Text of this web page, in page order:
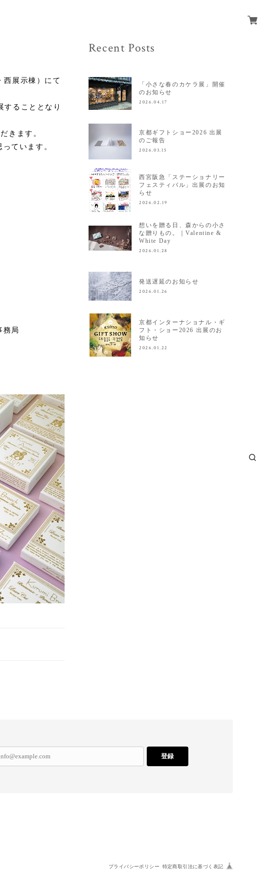
展示棟）にて
ることとなり
きます。
ています。
務局
Recent Posts
「小さな春のカケラ展」開催
のお知らせ
2026.04.17
京都ギフトショー2026 出展
のご報告
2026.03.15
西宮阪急「ステーショナリー
フェスティバル」出展のお知
らせ
2026.02.19
想いを贈る日、森からの小さ
な贈りもの。｜Valentine &
White Day
2026.01.28
発送遅延のお知らせ
2026.01.26
京都インターナショナル・ギ
フト・ショー2026 出展のお
知らせ
2026.01.22
登録
プライバシーポリシー 特定商取引法に基づく表記